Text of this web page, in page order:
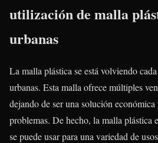
utilización de malla
urbanas
La malla plástica se está volviendo
urbanas. Esta malla ofrece múltiples
dejando de ser una solución
problemas. De hecho, la malla plástica
se puede usar para una variedad de